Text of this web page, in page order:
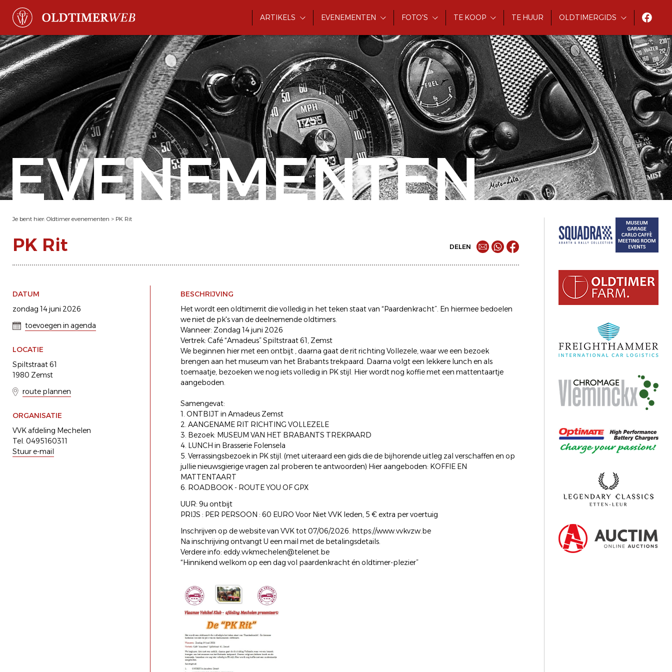
ARTIKELS EVENEMENTEN FOTO'S TE KOOP TE HUUR OLDTIMERGIDS
EVENEMENTEN
Je bent hier: Oldtimer evenementen > PK Rit
PK Rit DELEN
DATUM
zondag 14 juni 2026
toevoegen in agenda
LOCATIE
Spiltstraat 61
1980 Zemst
route plannen
ORGANISATIE
VVK afdeling Mechelen
Tel. 0495160311
Stuur e-mail
BESCHRIJVING
Het wordt een oldtimerrit die volledig in het teken staat van “Paardenkracht”. En hiermee bedoelen
we niet de pk's van de deelnemende oldtimers.
Wanneer: Zondag 14 juni 2026
Vertrek: Café “Amadeus” Spiltstraat 61, Zemst
We beginnen hier met een ontbijt , daarna gaat de rit richting Vollezele, waar we een bezoek
brengen aan het museum van het Brabants trekpaard. Daarna volgt een lekkere lunch en als
toemaatje, bezoeken we nog iets volledig in PK stijl. Hier wordt nog koffie met een mattentaartje
aangeboden.
Samengevat:
1. ONTBIJT in Amadeus Zemst
2. AANGENAME RIT RICHTING VOLLEZELE
3. Bezoek: MUSEUM VAN HET BRABANTS TREKPAARD
4. LUNCH in Brasserie Folensela
5. Verrassingsbezoek in PK stijl. (met uiteraard een gids die de bijhorende uitleg zal verschaffen en op
jullie nieuwsgierige vragen zal proberen te antwoorden) Hier aangeboden: KOFFIE EN
MATTENTAART
6. ROADBOOK - ROUTE YOU OF GPX
UUR: 9u ontbijt
PRIJS : PER PERSOON : 60 EURO Voor Niet VVK leden, 5 € extra per voertuig
Inschrijven op de website van VVK tot 07/06/2026. https://www.vvkvzw.be
Na inschrijving ontvangt U een mail met de betalingsdetails.
Verdere info: eddy.vvkmechelen@telenet.be
“Hinnikend welkom op een dag vol paardenkracht én oldtimer-plezier”